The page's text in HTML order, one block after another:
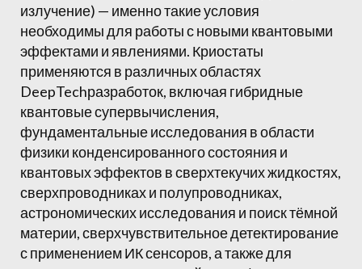
излучение) — именно такие условия
необходимы для работы с новыми квантовыми
эффектами и явлениями. Криостаты
применяются в различных областях
DeepTechразработок, включая гибридные
квантовые супервычисления,
фундаментальные исследования в области
физики конденсированного состояния и
квантовых эффектов в сверхтекучих жидкостях,
сверхпроводниках и полупроводниках,
астрономических исследования и поиск тёмной
материи, сверхчувствительное детектирование
с применением ИК сенсоров, а также для